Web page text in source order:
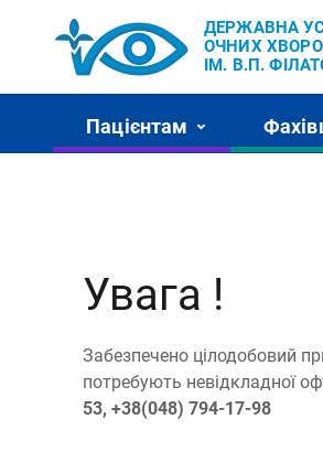
ДЕРЖАВНА
ОЧНИХ
ІМ. В.П.
Пацієнтам
Увага !
Забезпечено цілодобовий
потребують невідкладної
53, +38(048) 794-17-98